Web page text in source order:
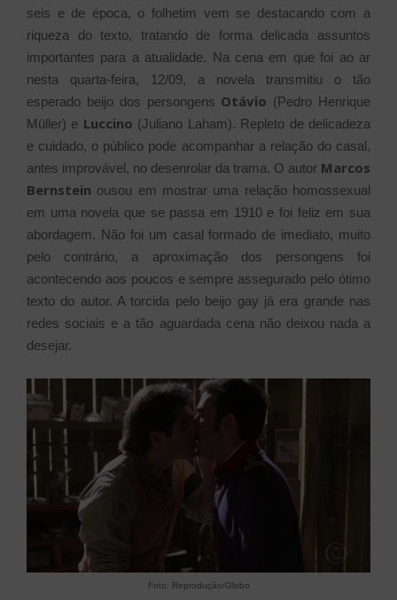
seis e de época, o folhetim vem se destacando com a
riqueza do texto, tratando de forma delicada assuntos
importantes para a atualidade. Na cena em que foi ao ar
nesta quarta-feira, 12/09, a novela transmitiu o tão
esperado beijo dos persongens Otávio (Pedro Henrique
Müller) e Luccino (Juliano Laham). Repleto de delicadeza
e cuidado, o público pode acompanhar a relação do casal,
antes improvável, no desenrolar da trama. O autor Marcos
Bernstein ousou em mostrar uma relação homossexual
em uma novela que se passa em 1910 e foi feliz em sua
abordagem. Não foi um casal formado de imediato, muito
pelo contrário, a aproximação dos persongens foi
acontecendo aos poucos e sempre assegurado pelo ótimo
texto do autor. A torcida pelo beijo gay já era grande nas
redes sociais e a tão aguardada cena não deixou nada a
desejar.
Foto: Reprodução/Globo